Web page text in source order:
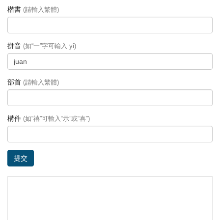
楷書 (請輸入繁體)
拼音 (如“一”字可輸入 yi)
部首 (請輸入繁體)
構件 (如“禧”可輸入“示”或“喜”)
提交